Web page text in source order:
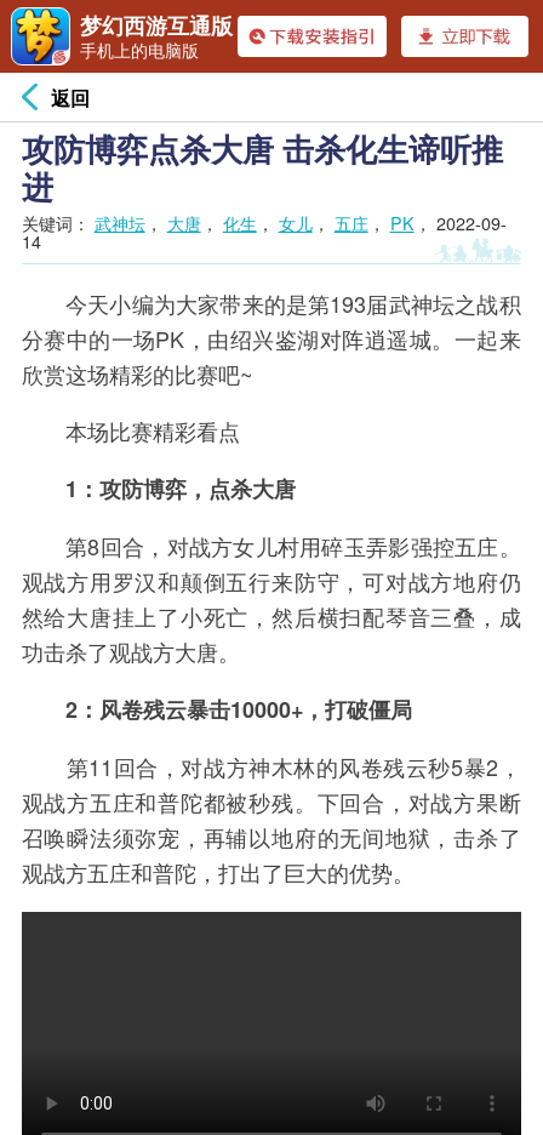
返回
攻防博弈点杀大唐 击杀化生谛听推
进
关键词： 武神坛， 大唐， 化生 ， 女儿， 五庄， PK ， 2022-09-
14
今天小编为大家带来的是第193届武神坛之战积
分赛中的一场PK，由绍兴鉴湖对阵逍遥城。一起来
欣赏这场精彩的比赛吧~
本场比赛精彩看点
1：攻防博弈，点杀大唐
第8回合，对战方女儿村用碎玉弄影强控五庄。
观战方用罗汉和颠倒五行来防守，可对战方地府仍
然给大唐挂上了小死亡，然后横扫配琴音三叠，成
功击杀了观战方大唐。
2：风卷残云暴击10000+，打破僵局
第11回合，对战方神木林的风卷残云秒5暴2，
观战方五庄和普陀都被秒残。下回合，对战方果断
召唤瞬法须弥宠，再辅以地府的无间地狱，击杀了
观战方五庄和普陀，打出了巨大的优势。
梦幻西游互通版
手机上的电脑版